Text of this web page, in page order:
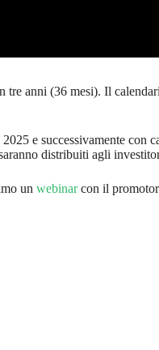
tre anni (36 mesi). Il
e successivamente
distribuiti agli
un webinarcon il